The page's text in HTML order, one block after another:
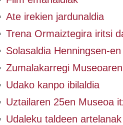
Ate irekien jardunaldia
Trena Ormaiztegira iritsi
Solasaldia Henningsen-
Zumalakarregi
Udako kanpo ibilaldia
Uztailaren 25en Museoa
Udaleku taldeen